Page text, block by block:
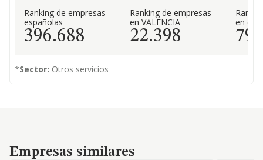
Ranking de empresas
españolas
396.688
Ranking de empresas
en VALENCIA
22.398
en el
793
*Sector: Otros servicios
Empresas similares
Empresas similares